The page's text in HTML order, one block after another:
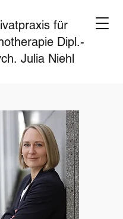
für
Dipl.-
Julia Niehl